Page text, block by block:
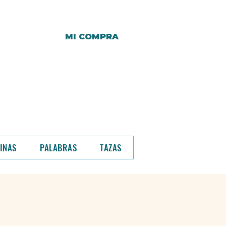
MI COMPRA
PALABRAS TAZAS